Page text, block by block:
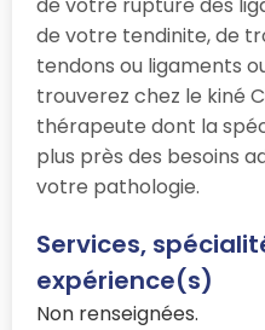
de votre rupture des
de votre tendinite, de
tendons ou ligaments
trouverez chez le kiné
thérapeute dont la
plus près des besoins
votre pathologie.
Services,
expérience(s)
Non renseignées.